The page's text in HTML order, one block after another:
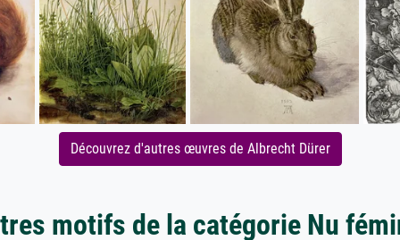
Découvrez d'autres œuvres de Albrecht Dürer
motifs de la catégorie Nu